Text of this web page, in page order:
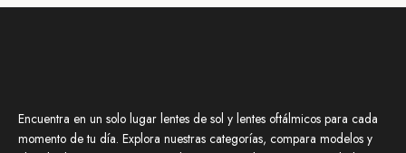
Encuentra en un solo lugar lentes de sol y lentes oftálmicos para cada
momento de tu día. Explora nuestras categorías, compara modelos y